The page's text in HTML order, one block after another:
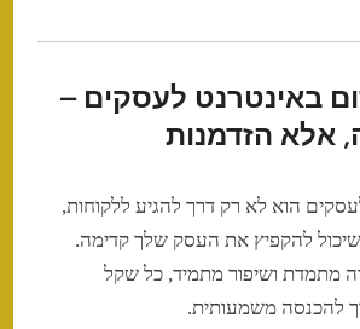
באינטרנט לעסקים –
אלא הזדמנות
הוא לא רק דרך להגיע ללקוחות,
להקפיץ את העסק שלך קדימה.
מתמדת ושיפור מתמיד, כל שקל
להכנסה משמעותית.